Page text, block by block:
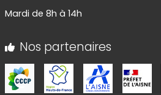
Mardi de 8h à 14h
Nos partenaires